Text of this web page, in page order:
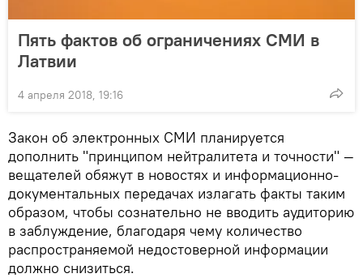
Пять фактов об ограничениях СМИ в
Латвии
4 апреля 2018, 19:16
Закон об электронных СМИ планируется
дополнить "принципом нейтралитета и точности" —
вещателей обяжут в новостях и информационно-
документальных передачах излагать факты таким
образом, чтобы сознательно не вводить аудиторию
в заблуждение, благодаря чему количество
распространяемой недостоверной информации
должно снизиться.